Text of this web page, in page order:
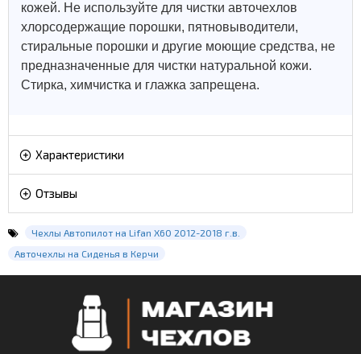
кожей. Не используйте для чистки авточехлов
хлорсодержащие порошки, пятновыводители,
стиральные порошки и другие моющие средства, не
предназначенные для чистки натуральной кожи.
Стирка, химчистка и глажка запрещена.
Характеристики
Отзывы
Чехлы Автопилот на Lifan X60 2012-2018 г.в.
Авточехлы на Сиденья в Керчи